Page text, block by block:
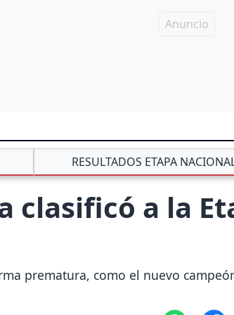
RESULTADOS ETAPA
clasificó a la
prematura, como el nuevo